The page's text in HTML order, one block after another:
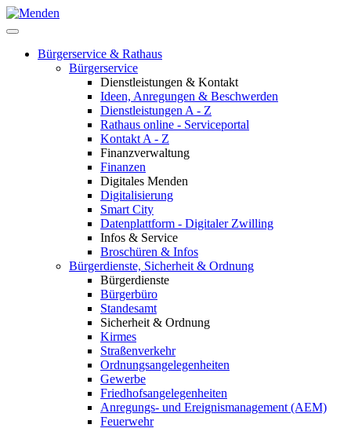
Bürgerservice & Rathaus
Bürgerservice
Dienstleistungen & Kontakt
Ideen, Anregungen & Beschwerden
Dienstleistungen A - Z
Rathaus online - Serviceportal
Kontakt A - Z
Finanzverwaltung
Finanzen
Digitales Menden
Digitalisierung
Smart City
Datenplattform - Digitaler Zwilling
Infos & Service
Broschüren & Infos
Bürgerdienste, Sicherheit & Ordnung
Bürgerdienste
Bürgerbüro
Standesamt
Sicherheit & Ordnung
Kirmes
Straßenverkehr
Ordnungsangelegenheiten
Gewerbe
Friedhofsangelegenheiten
Anregungs- und Ereignismanagement (AEM)
Feuerwehr